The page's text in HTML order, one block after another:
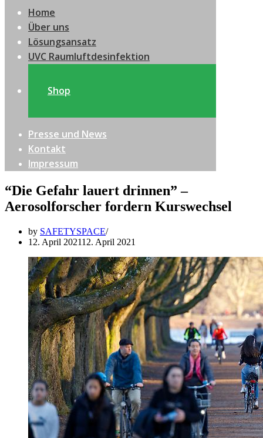
Home
Über uns
Lösungsansatz
UVC Raumluftdesinfektion
Shop
Presse und News
Kontakt
Impressum
“Die Gefahr lauert drinnen” –
Aerosolforscher fordern Kurswechsel
by SAFETYSPACE
12. April 202112. April 2021